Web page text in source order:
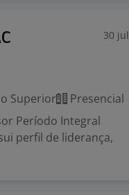
30 jul
Superior
Presencial
Período Integral
perfil de liderança,